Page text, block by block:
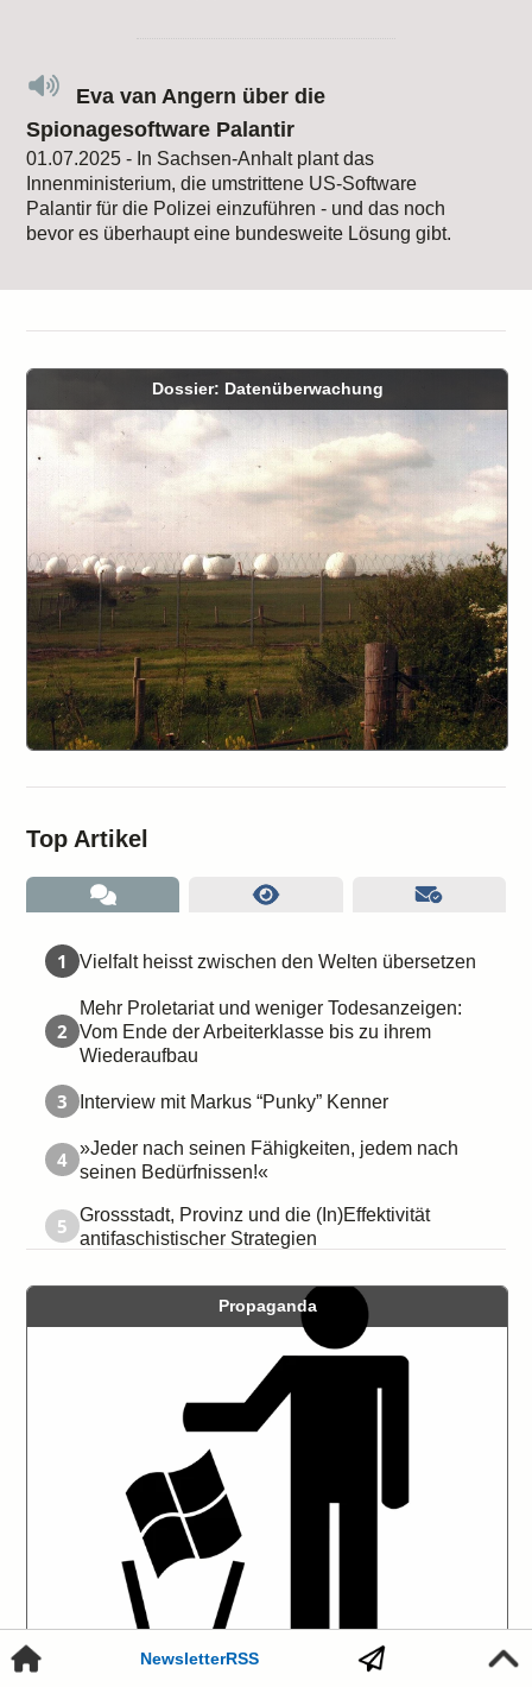
NewsletterRSS
Eva van Angern über die
Spionagesoftware Palantir
01.07.2025 - In Sachsen-Anhalt plant das
Innenministerium, die umstrittene US-Software
Palantir für die Polizei einzuführen - und das noch
bevor es überhaupt eine bundesweite Lösung gibt.
Dossier: Datenüberwachung
Top Artikel
1 Vielfalt heisst zwischen den Welten übersetzen
2
Mehr Proletariat und weniger Todesanzeigen:
Vom Ende der Arbeiterklasse bis zu ihrem
Wiederaufbau
3 Interview mit Markus “Punky” Kenner
4
»Jeder nach seinen Fähigkeiten, jedem nach
seinen Bedürfnissen!«
5
Grossstadt, Provinz und die (In)Effektivität
antifaschistischer Strategien
Propaganda